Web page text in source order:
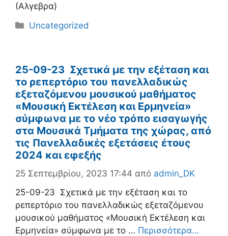
(Αλγεβρα)
Κατηγορίες
Uncategorized
25-09-23 Σχετικά με την εξέταση και
το ρεπερτόριο του πανελλαδικώς
εξεταζόμενου μουσικού μαθήματος
«Μουσική Εκτέλεση και Ερμηνεία»
σύμφωνα με το νέο τρόπο εισαγωγής
στα Μουσικά Τμήματα της χώρας, από
τις Πανελλαδικές εξετάσεις έτους
2024 και εφεξής
25 Σεπτεμβρίου, 2023 17:44 από admin_DK
25-09-23 Σχετικά με την εξέταση και το
ρεπερτόριο του πανελλαδικώς εξεταζόμενου
μουσικού μαθήματος «Μουσική Εκτέλεση και
Ερμηνεία» σύμφωνα με το … Περισσότερα…